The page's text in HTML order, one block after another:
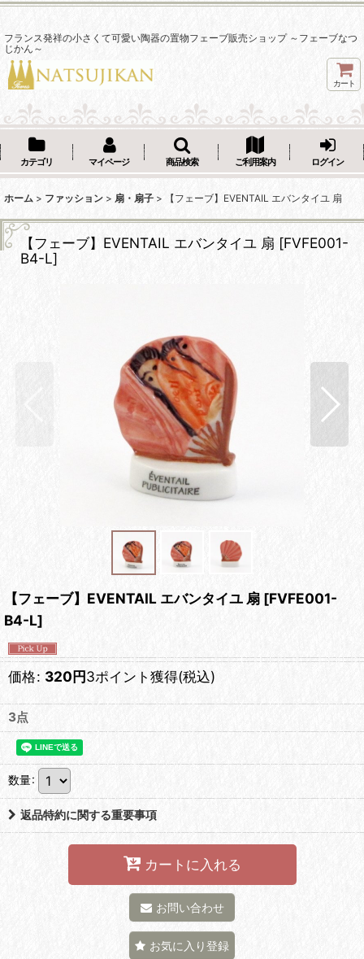
フランス発祥の小さくて可愛い陶器の置物フェーブ販売ショップ ～フェーブなつ
じかん～
カート
カテゴリ マイページ 商品検索 ご利用案内 ログイン
ホーム > ファッション > 扇・扇子 > 【フェーブ】EVENTAIL エバンタイユ 扇
【フェーブ】EVENTAIL エバンタイユ 扇 [FVFE001-
B4-L]
【フェーブ】EVENTAIL エバンタイユ 扇 [FVFE001-
B4-L]
価格: 320円3ポイント獲得(税込)
3点
数量:
返品特約に関する重要事項
カートに入れる
お問い合わせ
お気に入り登録